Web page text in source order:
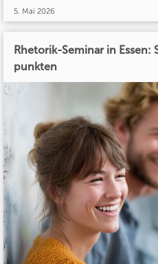
5. Mai 2026
Rhetorik-Seminar in Essen:
punkten